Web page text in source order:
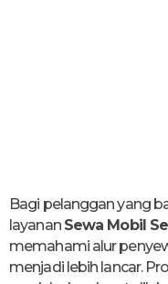
Bagi pelanggan yang
layanan Sewa Mobil
memahami alur
menjadi lebih lancar.